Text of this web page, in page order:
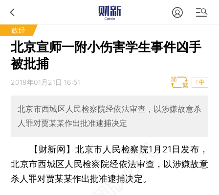
政经
北京宣师一附小伤害学生事件凶手
被批捕
2019年01月21日 16:51 T中
北京市西城区人民检察院经依法审查，以涉嫌故意杀
人罪对贾某某作出批准逮捕决定
【财新网】 北京市人民检察院1月21日发布，
北京市西城区人民检察院经依法审查，以涉嫌故意
杀人罪对贾某某作出批准逮捕决定。